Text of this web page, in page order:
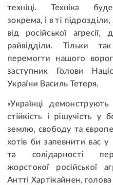
техніці. Техніка
зокрема, і в ті
від російської
райвідділи. Тільки
перемогти нашого
заступник Голови
України Василь Тетеря.
«Українці
стійкість і рішучість у
землю, свободу та
хотів би запевнити вас у
та солідарності
жорстокої російської
Антті Хартікайнен,